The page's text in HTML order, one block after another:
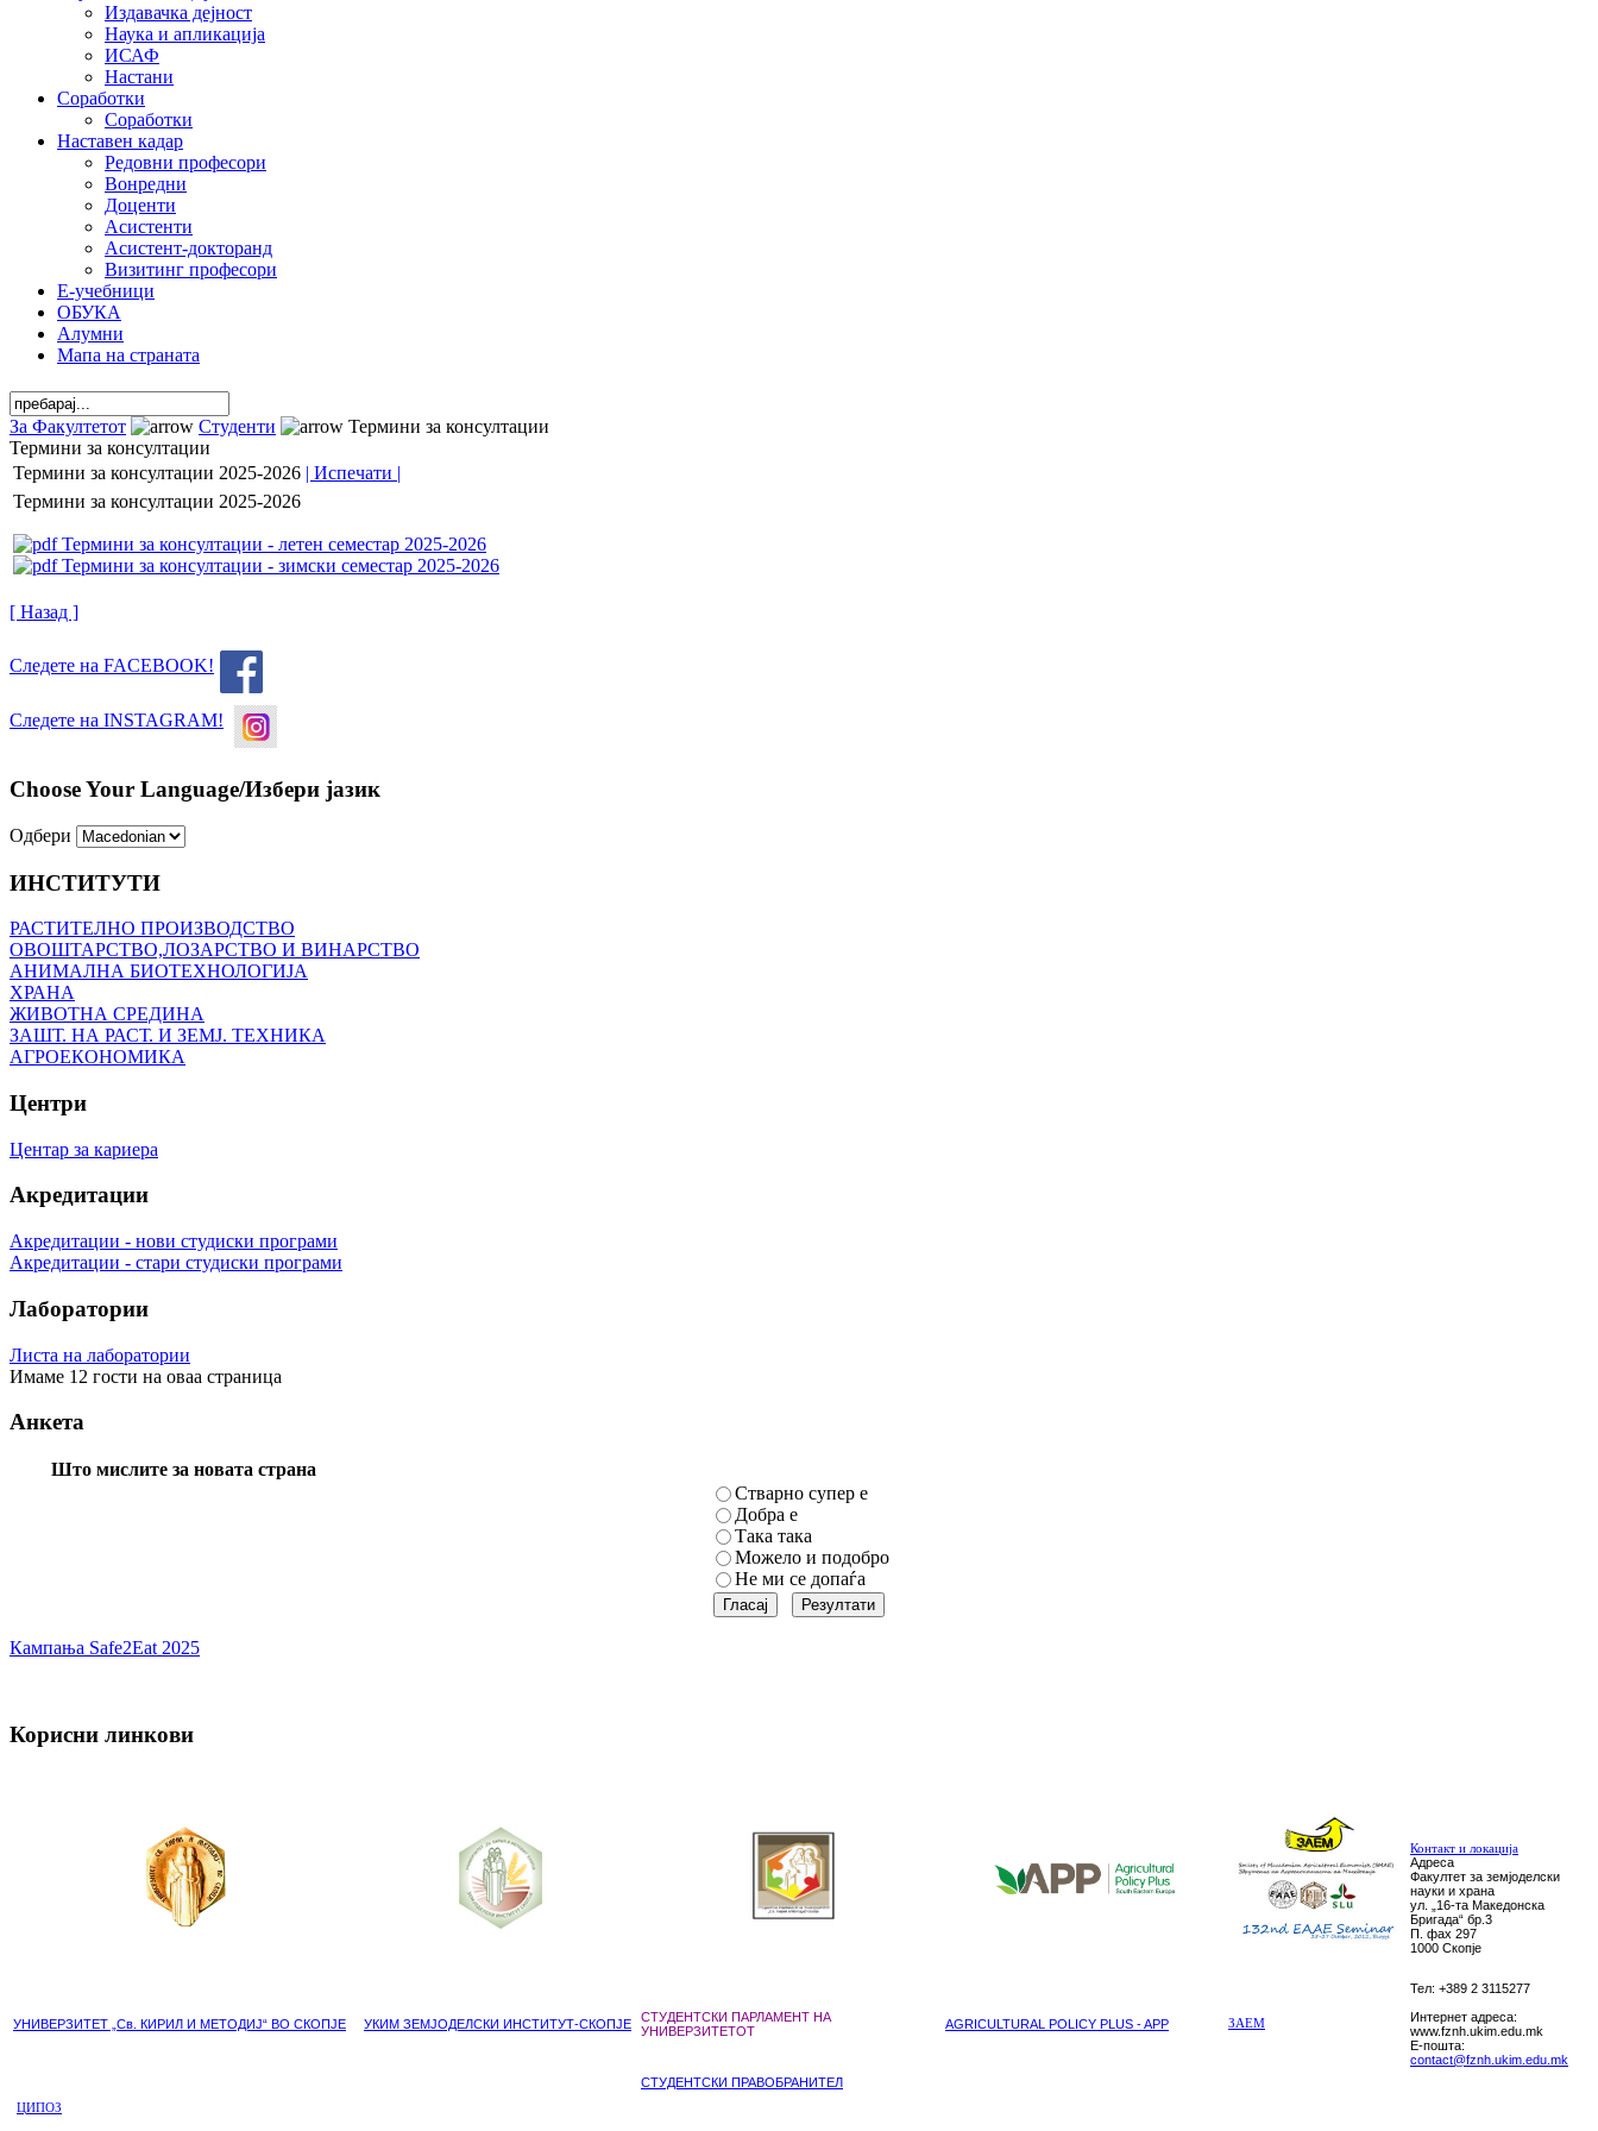
Издавачка дејност
Наука и апликација
ИСАФ
Настани
Соработки
Соработки
Наставен кадар
Редовни професори
Вонредни
Доценти
Асистенти
Асистент-докторанд
Визитинг професори
Е-учебници
ОБУКА
Алумни
Мапа на страната
За Факултетот Студенти
Термини за консултации
Термини за консултации
Термини за консултации 2025-2026 | Испечати |
Термини за консултации 2025-2026
Термини за консултации - летен семестар 2025-2026
Термини за консултации - зимски семестар 2025-2026
[ Назад ]
Следете на FACEBOOK!
Следете на INSTAGRAM!
Choose Your Language/Избери јазик
Одбери
ИНСТИТУТИ
РАСТИТЕЛНО ПРОИЗВОДСТВО
ОВОШТАРСТВО,ЛОЗАРСТВО И ВИНАРСТВО
АНИМАЛНА БИОТЕХНОЛОГИЈА
ХРАНА
ЖИВОТНА СРЕДИНА
ЗАШТ. НА РАСТ. И ЗЕМЈ. ТЕХНИКА
АГРОЕКОНОМИКА
Центри
Центар за кариера
Акредитации
Акредитации - нови студиски програми
Акредитации - стари студиски програми
Лаборатории
Листа на лаборатории
Имаме 12 гости на оваа страница
Анкета
Што мислите за новата страна
Стварно супер е
Добра е
Така така
Можело и подобро
Не ми се допаѓа
Кампања Safe2Eat 2025
Корисни линкови
Контакт и локација
Адреса
Факултет за земјоделски
науки и храна
ул. „16-та Македонска
Бригада“ бр.3
П. фах 297
1000 Скопје
УНИВЕРЗИТЕТ „Св. КИРИЛ И МЕТОДИЈ“ ВО СКОПЈЕ УКИМ ЗЕМЈОДЕЛСКИ ИНСТИТУТ-СКОПЈЕ
СТУДЕНТСКИ ПАРЛАМЕНТ НА
УНИВЕРЗИТЕТОТ
AGRICULTURAL POLICY PLUS - APP ЗАЕМ
Тел: +389 2 3115277
Интернет адреса:
www.fznh.ukim.edu.mk
E-пошта:
contact@fznh.ukim.edu.mk
СТУДЕНТСКИ ПРАВОБРАНИТЕЛ
ЦИПОЗ